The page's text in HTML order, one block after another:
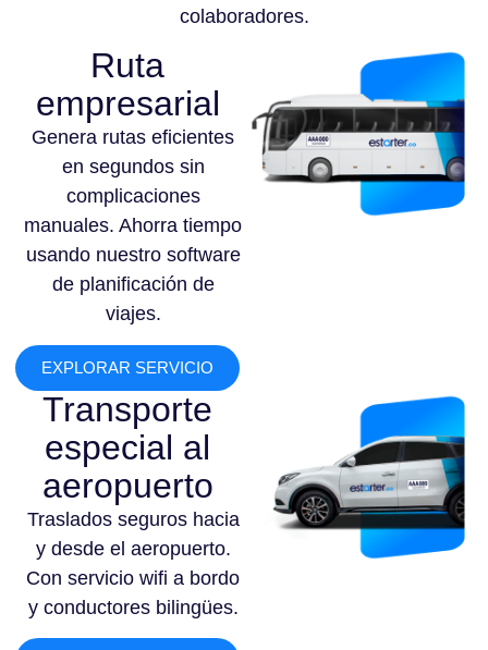
colaboradores.
Ruta
empresarial
Genera rutas eficientes
en segundos sin
complicaciones
manuales. Ahorra tiempo
usando nuestro software
de planificación de
viajes.
EXPLORAR SERVICIO
Transporte
especial al
aeropuerto
Traslados seguros hacia
y desde el aeropuerto.
Con servicio wifi a bordo
y conductores bilingües.